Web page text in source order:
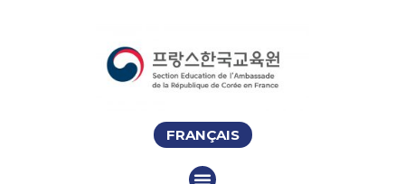
FRANÇAIS